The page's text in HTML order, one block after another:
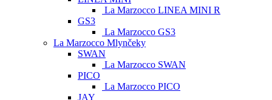
La Marzocco LINEA MINI R
GS3
La Marzocco GS3
La Marzocco Mlynčeky
SWAN
La Marzocco SWAN
PICO
La Marzocco PICO
JAY